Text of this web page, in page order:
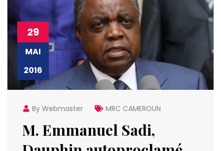
29
MAI
2016
By Webmaster MRC CAMEROUN
M. Emmanuel Sadi,